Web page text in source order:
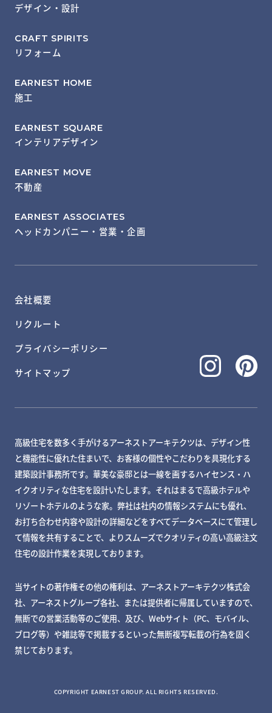
デザイン・設計
CRAFT SPIRITS
リフォーム
EARNEST HOME
施工
EARNEST SQUARE
インテリアデザイン
EARNEST MOVE
不動産
EARNEST ASSOCIATES
ヘッドカンパニー・営業・企画
会社概要
リクルート
プライバシーポリシー
サイトマップ
高級住宅を数多く手がけるアーネストアーキテクツは、デザイン性
と機能性に優れた住まいで、お客様の個性やこだわりを具現化する
建築設計事務所です。華美な豪邸とは一線を画するハイセンス・ハ
イクオリティな住宅を設計いたします。それはまるで高級ホテルや
リゾートホテルのような家。弊社は社内の情報システムにも優れ、
お打ち合わせ内容や設計の詳細などをすべてデータベースにて管理し
て情報を共有することで、よりスムーズでクオリティの高い高級注文
住宅の設計作業を実現しております。
当サイトの著作権その他の権利は、アーネストアーキテクツ株式会
社、アーネストグループ各社、または提供者に帰属していますので、
無断での営業活動等のご使用、及び、Webサイト（PC、モバイル、
ブログ等）や雑誌等で掲載するといった無断複写転載の行為を固く
禁じております。
COPYRIGHT EARNEST GROUP. ALL RIGHTS RESERVED.